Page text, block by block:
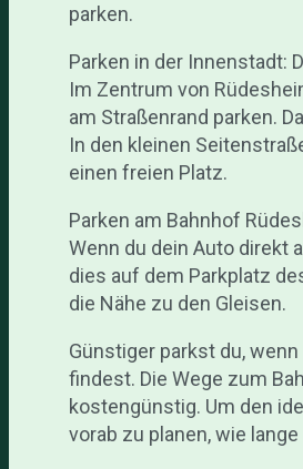
parken.
Parken in der Innenstadt:
Im Zentrum von
am Straßenrand parken.
In den kleinen
einen freien Platz.
Parken am Bahnhof
Wenn du dein Auto direkt
dies auf dem Parkplatz
die Nähe zu den Gleisen.
Günstiger parkst du,
findest. Die Wege zum
kostengünstig. Um den
vorab zu planen, wie